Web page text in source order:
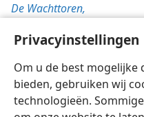
Privacyinstellingen
Om u de best
bieden, gebruiken wij
technologieën.
De Wachttoren,
15/9/2007, blz. 15
1/3/1989, blz. 14